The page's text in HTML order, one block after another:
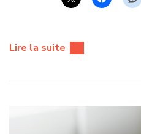
Lire la suite